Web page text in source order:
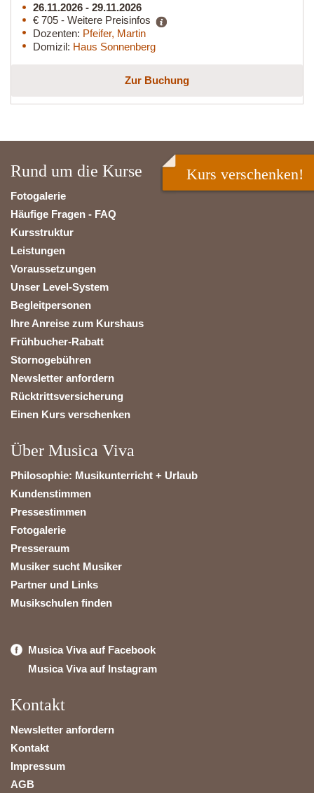
26.11.2026 - 29.11.2026
€ 705 - Weitere Preisinfos
Dozenten: Pfeifer, Martin
Domizil: Haus Sonnenberg
Zur Buchung
Rund um die Kurse
Fotogalerie
Häufige Fragen - FAQ
Kursstruktur
Leistungen
Voraussetzungen
Unser Level-System
Begleitpersonen
Ihre Anreise zum Kurshaus
Frühbucher-Rabatt
Stornogebühren
Newsletter anfordern
Rücktrittsversicherung
Einen Kurs verschenken
Über Musica Viva
Philosophie: Musikunterricht + Urlaub
Kundenstimmen
Pressestimmen
Fotogalerie
Presseraum
Musiker sucht Musiker
Partner und Links
Musikschulen finden
Musica Viva auf Facebook
Musica Viva auf Instagram
Kontakt
Newsletter anfordern
Kontakt
Impressum
AGB
Kurs verschenken!